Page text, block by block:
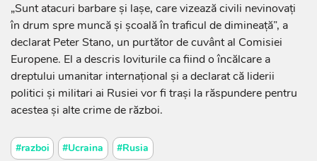
„Sunt atacuri barbare şi laşe, care vizează civili nevinovaţi
în drum spre muncă şi şcoală în traficul de dimineaţă”, a
declarat Peter Stano, un purtător de cuvânt al Comisiei
Europene. El a descris loviturile ca fiind o încălcare a
dreptului umanitar internaţional şi a declarat că liderii
politici şi militari ai Rusiei vor fi traşi la răspundere pentru
acestea şi alte crime de război.
#razboi #Ucraina #Rusia